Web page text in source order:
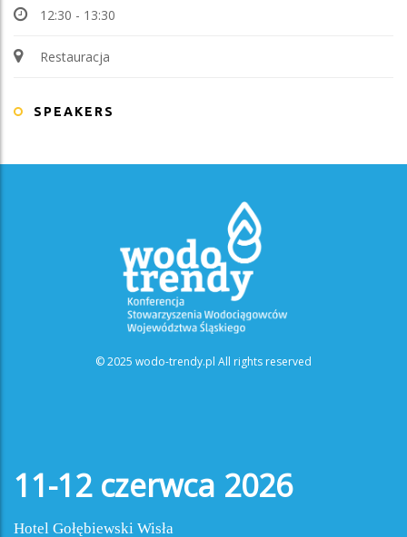
12:30 - 13:30
Restauracja
SPEAKERS
© 2025 wodo-trendy.pl All rights reserved
11-12 czerwca 2026
Hotel Gołębiewski Wisła